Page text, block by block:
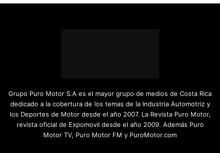
Grupo Puro Motor S.A es el mayor grupo de medios de Costa Rica
dedicado a la cobertura de los temas de la Industria Automotriz y
los Deportes de Motor desde el año 2007. La Revista Puro Motor,
revista oficial de Expomovil desde el año 2009. Además Puro
Motor TV, Puro Motor FM y PuroMotor.com